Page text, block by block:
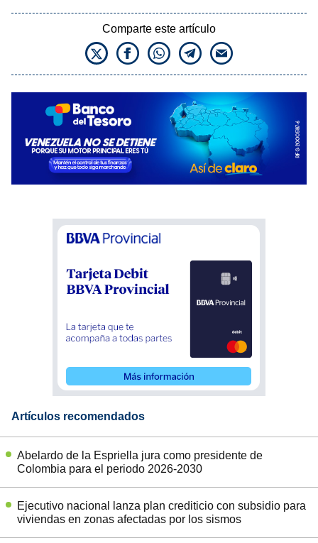
Comparte este artículo
Artículos recomendados
Abelardo de la Espriella jura como presidente de
Colombia para el periodo 2026-2030
Ejecutivo nacional lanza plan crediticio con subsidio para
viviendas en zonas afectadas por los sismos